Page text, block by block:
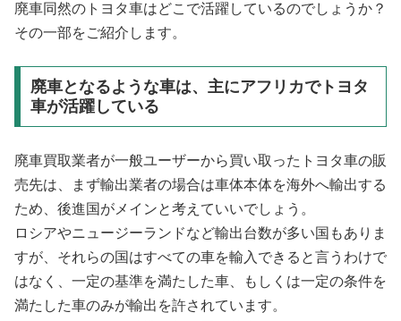
廃車同然のトヨタ車はどこで活躍しているのでしょうか？
その一部をご紹介します。
廃車となるような車は、主にアフリカでトヨタ
車が活躍している
廃車買取業者が一般ユーザーから買い取ったトヨタ車の販
売先は、まず輸出業者の場合は車体本体を海外へ輸出する
ため、後進国がメインと考えていいでしょう。
ロシアやニュージーランドなど輸出台数が多い国もありま
すが、それらの国はすべての車を輸入できると言うわけで
はなく、一定の基準を満たした車、もしくは一定の条件を
満たした車のみが輸出を許されています。